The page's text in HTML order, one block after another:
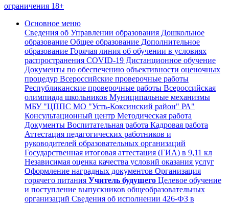
ограничения 18+
Основное меню
Сведения об Управлении образования Дошкольное
образование Общее образование Дополнительное
образование Горячая линия об обучении в условиях
распространения COVID-19 Дистанционное обучение
Документы по обеспечению объективности оценочных
процедур Всероссийские проверочные работы
Республиканские проверочные работы Всероссийская
олимпиада школьников Муниципальные механизмы
МБУ "ЦППС МО "Усть-Коксинский район" РА"
Консультационный центр Методическая работа
Документы Воспитательная работа Кадровая работа
Аттестация педагогических работников и
руководителей образовательных организаций
Государственная итоговая аттестация (ГИА) в 9,11 кл
Независимая оценка качества условий оказания услуг
Оформление наградных документов Организация
горячего питания Учитель будущего Целевое обучение
и поступление выпускников общеобразовательных
организаций Сведения об исполнении 426-ФЗ в